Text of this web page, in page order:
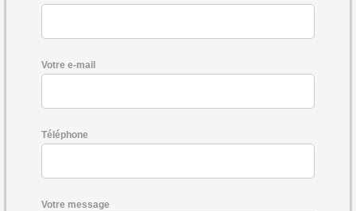
Votre e-mail
Téléphone
Votre message